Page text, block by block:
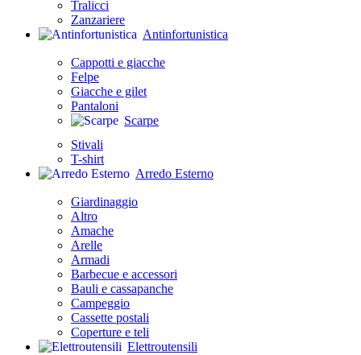
Tralicci
Zanzariere
Antinfortunistica
Cappotti e giacche
Felpe
Giacche e gilet
Pantaloni
Scarpe
Stivali
T-shirt
Arredo Esterno
Giardinaggio
Altro
Amache
Arelle
Armadi
Barbecue e accessori
Bauli e cassapanche
Campeggio
Cassette postali
Coperture e teli
Elettroutensili